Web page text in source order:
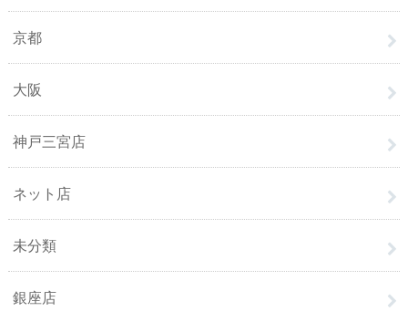
京都
大阪
神戸三宮店
ネット店
未分類
銀座店